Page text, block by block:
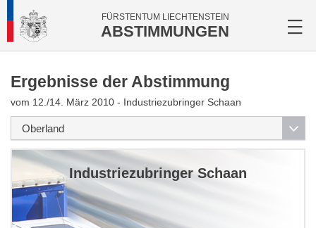
FÜRSTENTUM LIECHTENSTEIN
ABSTIMMUNGEN
Ergebnisse der Abstimmung
vom 12./14. März 2010 - Industriezubringer Schaan
Industriezubringer Schaan